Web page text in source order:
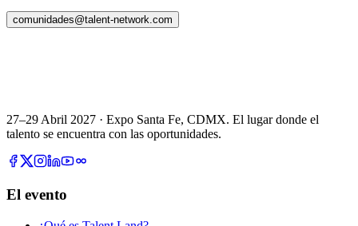
comunidades@talent-network.com
27–29 Abril 2027 · Expo Santa Fe, CDMX. El lugar donde el
talento se encuentra con las oportunidades.
El evento